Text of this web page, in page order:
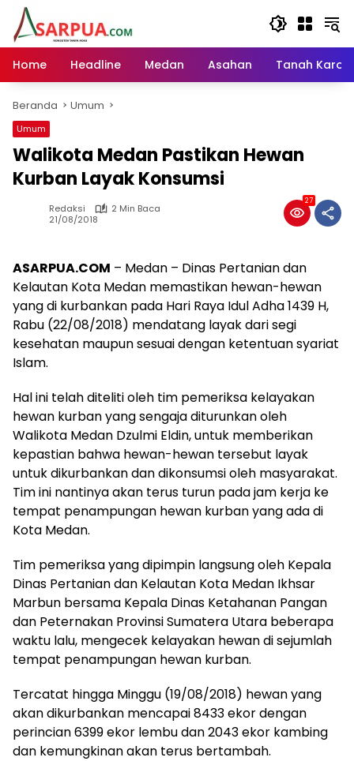
Langsung
konten
Home
Headline Medan Asahan Tanah Karo
Beranda Umum
Umum
Walikota Medan Pastikan Hewan
Kurban Layak Konsumsi
Redaksi
2 Min Baca
21/08/2018
27
ASARPUA.COM – Medan – Dinas Pertanian dan
Kelautan Kota Medan memastikan hewan-hewan
yang di kurbankan pada Hari Raya Idul Adha 1439 H,
Rabu (22/08/2018) mendatang layak dari segi
kesehatan maupun sesuai dengan ketentuan syariat
Islam.
Hal ini telah diteliti oleh tim pemeriksa kelayakan
hewan kurban yang sengaja diturunkan oleh
Walikota Medan Dzulmi Eldin, untuk memberikan
kepastian bahwa hewan-hewan tersebut layak
untuk dikurbankan dan dikonsumsi oleh masyarakat.
Tim ini nantinya akan terus turun pada jam kerja ke
tempat penampungan hewan kurban yang ada di
Kota Medan.
Tim pemeriksa yang dipimpin langsung oleh Kepala
Dinas Pertanian dan Kelautan Kota Medan Ikhsar
Marbun bersama Kepala Dinas Ketahanan Pangan
dan Peternakan Provinsi Sumatera Utara beberapa
waktu lalu, mengecek kelayakan hewan di sejumlah
tempat penampungan hewan kurban.
Tercatat hingga Minggu (19/08/2018) hewan yang
akan dikurbankan mencapai 8433 ekor dengan
perincian 6399 ekor lembu dan 2043 ekor kambing
dan kemungkinan akan terus bertambah.